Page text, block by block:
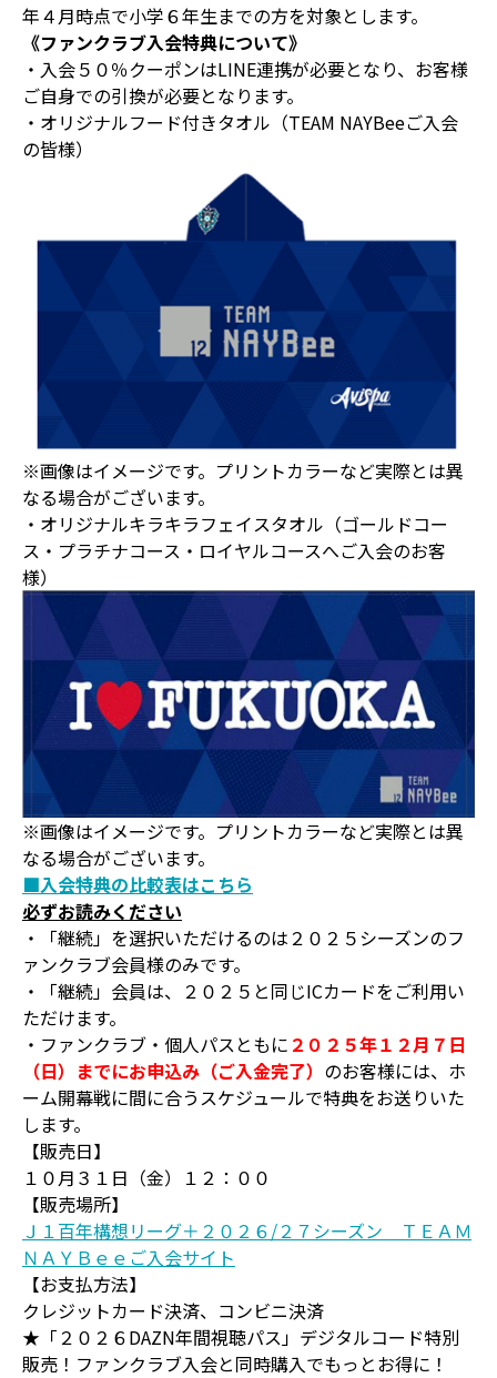
年４月時点で小学６年生までの方を対象とします。
《ファンクラブ入会特典について》
・入会５０％クーポンはLINE連携が必要となり、お客様
ご自身での引換が必要となります。
・オリジナルフード付きタオル（TEAM NAYBeeご入会
の皆様）
※画像はイメージです。プリントカラーなど実際とは異
なる場合がございます。
・オリジナルキラキラフェイスタオル（ゴールドコー
ス・プラチナコース・ロイヤルコースへご入会のお客
様）
※画像はイメージです。プリントカラーなど実際とは異
なる場合がございます。
■入会特典の比較表はこちら
必ずお読みください
・「継続」を選択いただけるのは２０２５シーズンのフ
ァンクラブ会員様のみです。
・「継続」会員は、２０２５と同じICカードをご利用い
ただけます。
・ファンクラブ・個人パスともに ２０２５年１２月７日
（日）までにお申込み（ご入金完了） のお客様には、ホ
ーム開幕戦に間に合うスケジュールで特典をお送りいた
します。
【販売日】
１０月３１日（金）１２：００
【販売場所】
Ｊ１百年構想リーグ＋２０２６/２７シーズン ＴＥＡＭ
ＮＡＹＢｅｅご入会サイト
【お支払方法】
クレジットカード決済、コンビニ決済
★「２０２６DAZN年間視聴パス」デジタルコード特別
販売！ファンクラブ入会と同時購入でもっとお得に！